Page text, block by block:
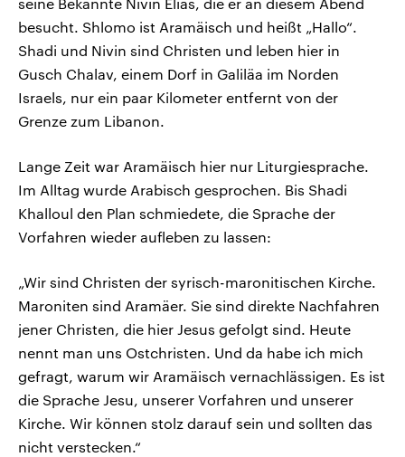
seine Bekannte Nivin Elias, die er an diesem Abend
besucht. Shlomo ist Aramäisch und heißt „Hallo“.
Shadi und Nivin sind Christen und leben hier in
Gusch Chalav, einem Dorf in Galiläa im Norden
Israels, nur ein paar Kilometer entfernt von der
Grenze zum Libanon.
Lange Zeit war Aramäisch hier nur Liturgiesprache.
Im Alltag wurde Arabisch gesprochen. Bis Shadi
Khalloul den Plan schmiedete, die Sprache der
Vorfahren wieder aufleben zu lassen:
„Wir sind Christen der syrisch-maronitischen Kirche.
Maroniten sind Aramäer. Sie sind direkte Nachfahren
jener Christen, die hier Jesus gefolgt sind. Heute
nennt man uns Ostchristen. Und da habe ich mich
gefragt, warum wir Aramäisch vernachlässigen. Es ist
die Sprache Jesu, unserer Vorfahren und unserer
Kirche. Wir können stolz darauf sein und sollten das
nicht verstecken.“